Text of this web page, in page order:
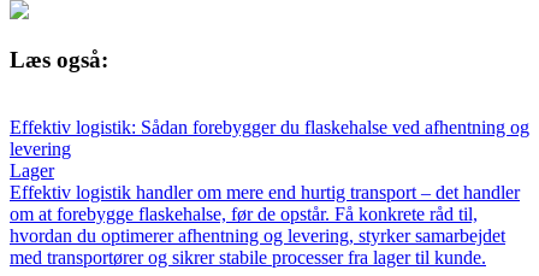
Læs også:
Effektiv logistik: Sådan forebygger du flaskehalse ved afhentning og
levering
Lager
Effektiv logistik handler om mere end hurtig transport – det handler
om at forebygge flaskehalse, før de opstår. Få konkrete råd til,
hvordan du optimerer afhentning og levering, styrker samarbejdet
med transportører og sikrer stabile processer fra lager til kunde.